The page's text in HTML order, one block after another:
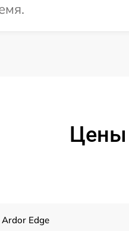
Цены
Edge